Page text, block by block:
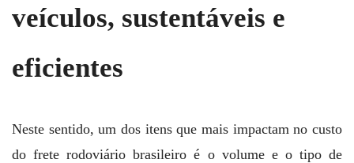
veículos, sustentáveis e
eficientes
Neste sentido, um dos itens que mais impactam no custo
do frete rodoviário brasileiro é o volume e o tipo de